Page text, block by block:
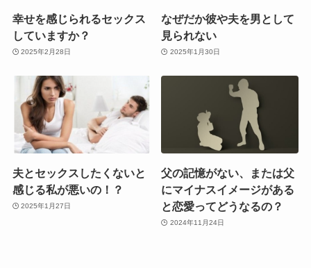
幸せを感じられるセックス
していますか？
2025年2月28日
なぜだか彼や夫を男として
見られない
2025年1月30日
夫とセックスしたくないと
感じる私が悪いの！？
2025年1月27日
父の記憶がない、または父
にマイナスイメージがある
と恋愛ってどうなるの？
2024年11月24日